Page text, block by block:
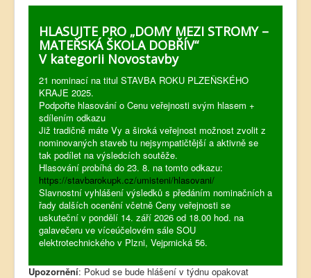
HLASUJTE PRO „DOMY MEZI STROMY –
MATEŘSKÁ ŠKOLA DOBŘÍV“
V kategorii Novostavby
21 nominací na titul STAVBA ROKU PLZEŇSKÉHO
KRAJE 2025.
Podpořte hlasování o Cenu veřejnosti svým hlasem +
sdílením odkazu
Již tradičně máte Vy a široká veřejnost možnost zvolit z
nominovaných staveb tu nejsympatičtější a aktivně se
tak podílet na výsledcích soutěže.
Hlasování probíhá do 23. 8. na tomto odkazu:
https://stavbarokupk.cz/umisteni/hlasovani/
Slavnostní vyhlášení výsledků s předáním nominačních a
řady dalších ocenění včetně Ceny veřejnosti se
uskuteční v pondělí 14. září 2026 od 18.00 hod. na
galavečeru ve víceúčelovém sále SOU
elektrotechnického v Plzni, Vejprnická 56.
Upozornění: Pokud se bude hlášení v týdnu opakovat